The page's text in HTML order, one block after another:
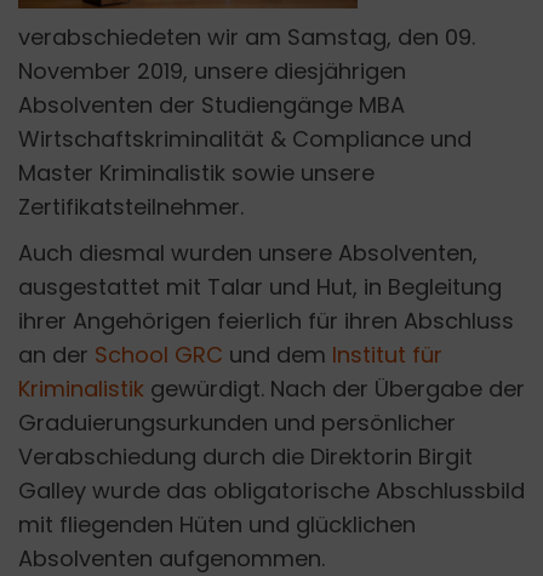
verabschiedeten wir am Samstag, den 09.
November 2019, unsere diesjährigen
Absolventen der Studiengänge MBA
Wirtschaftskriminalität & Compliance und
Master Kriminalistik sowie unsere
Zertifikatsteilnehmer.
Auch diesmal wurden unsere Absolventen,
ausgestattet mit Talar und Hut, in Begleitung
ihrer Angehörigen feierlich für ihren Abschluss
an der School GRC und dem Institut für
Kriminalistik gewürdigt. Nach der Übergabe der
Graduierungsurkunden und persönlicher
Verabschiedung durch die Direktorin Birgit
Galley wurde das obligatorische Abschlussbild
mit fliegenden Hüten und glücklichen
Absolventen aufgenommen.